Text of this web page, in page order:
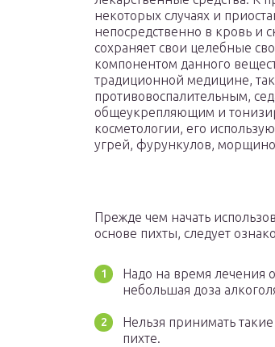
некоторых случаях и
непосредственно в кровь и
сохраняет свои целебные
компонентом данного
традиционной медицине,
противовоспалительным,
общеукрепляющим и
косметологии, его
угрей, фурункулов,
Прежде чем начать
основе пихты, следует
Надо на время лечения
небольшая доза
Нельзя принимать
пихте.